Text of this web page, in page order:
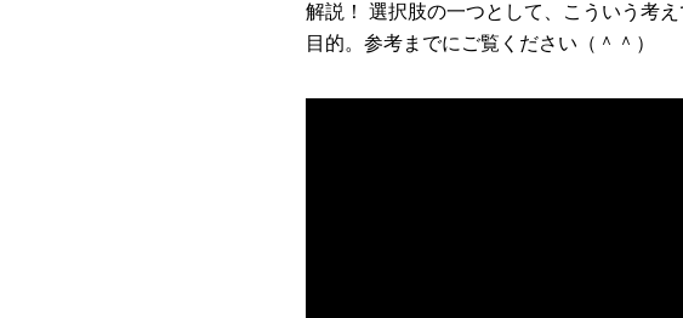
解説！ 選択肢の一つとして、こういう考
目的。参考までにご覧ください（＾＾）